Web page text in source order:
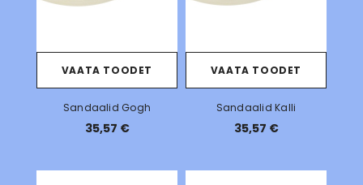
VAATA TOODET
Sandaalid Gogh
35,57 €
VAATA TOODET
Sandaalid Kalli
35,57 €